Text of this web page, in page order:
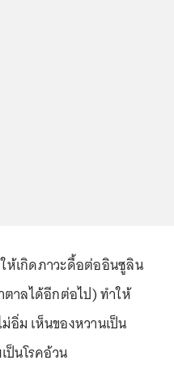
ห้เกิดภาวะดื้อต่ออินซูลิน
าลได้อีกต่อไป) ทำให้
อิ่ม เห็นของหวานเป็น
นโรคอ้วน